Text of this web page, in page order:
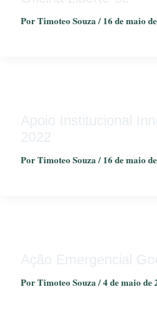
PorTimoteo Souza/ 16 de maio
Apoio Institucional
2022
PorTimoteo Souza/ 16 de maio
Ação Emergencial
PorTimoteo Souza/4 de maio de